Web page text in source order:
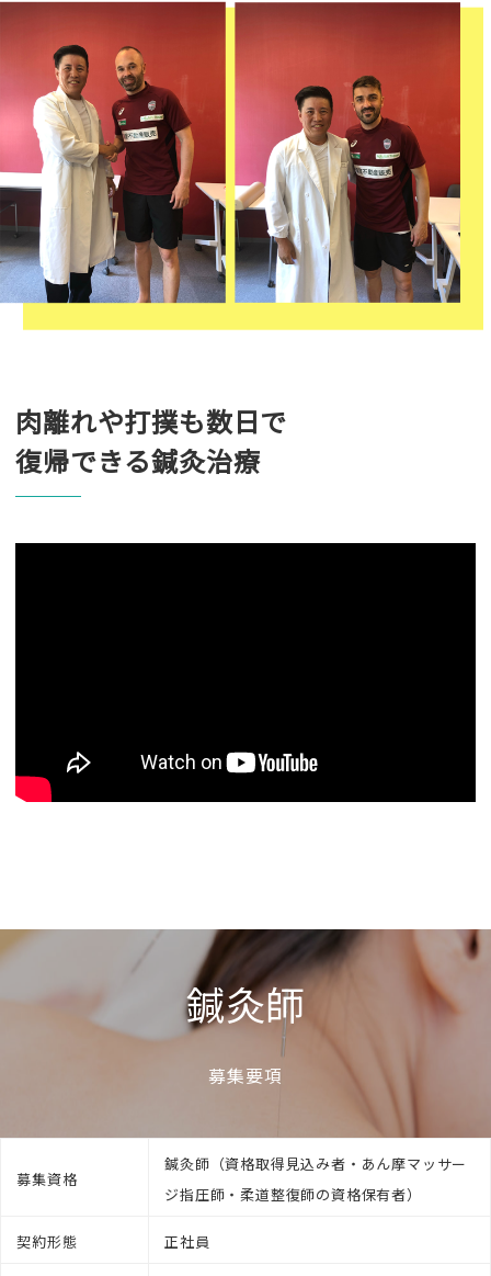
肉離れや打撲も数日で
復帰できる鍼灸治療
鍼灸師
募集要項
募集資格
鍼灸師（資格取得見込み者・あん摩マッサー
ジ指圧師・柔道整復師の資格保有者）
契約形態 正社員